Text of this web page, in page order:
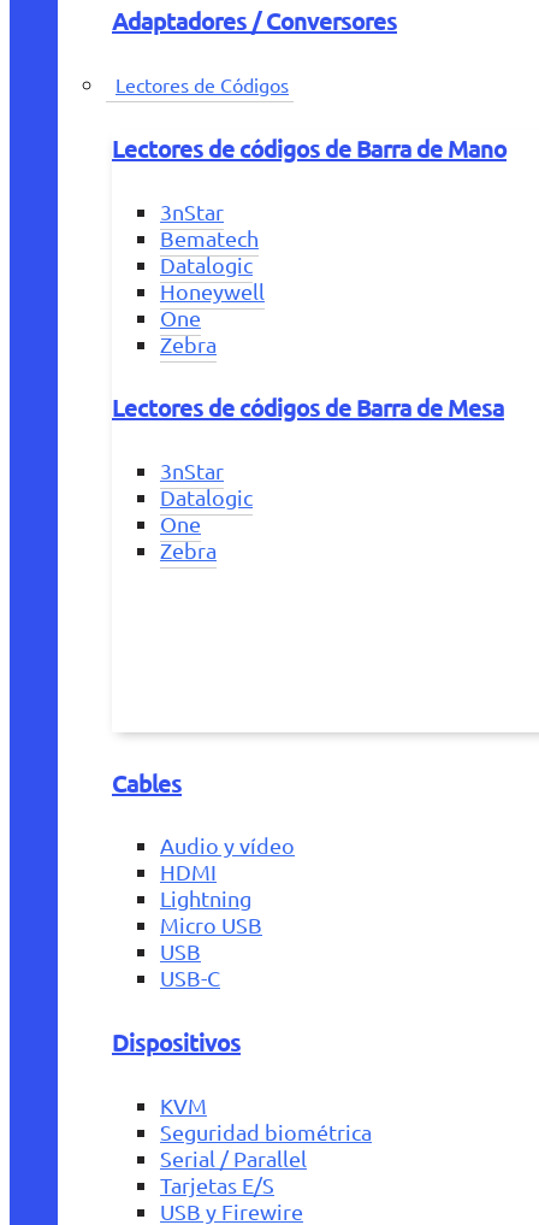
Adaptadores / Conversores
Lectores de Códigos
Lectores de códigos de Barra de Mano
3nStar
Bematech
Datalogic
Honeywell
One
Zebra
Lectores de códigos de Barra de Mesa
3nStar
Datalogic
One
Zebra
Cables
Audio y vídeo
HDMI
Lightning
Micro USB
USB
USB-C
Dispositivos
KVM
Seguridad biométrica
Serial / Parallel
Tarjetas E/S
USB y Firewire